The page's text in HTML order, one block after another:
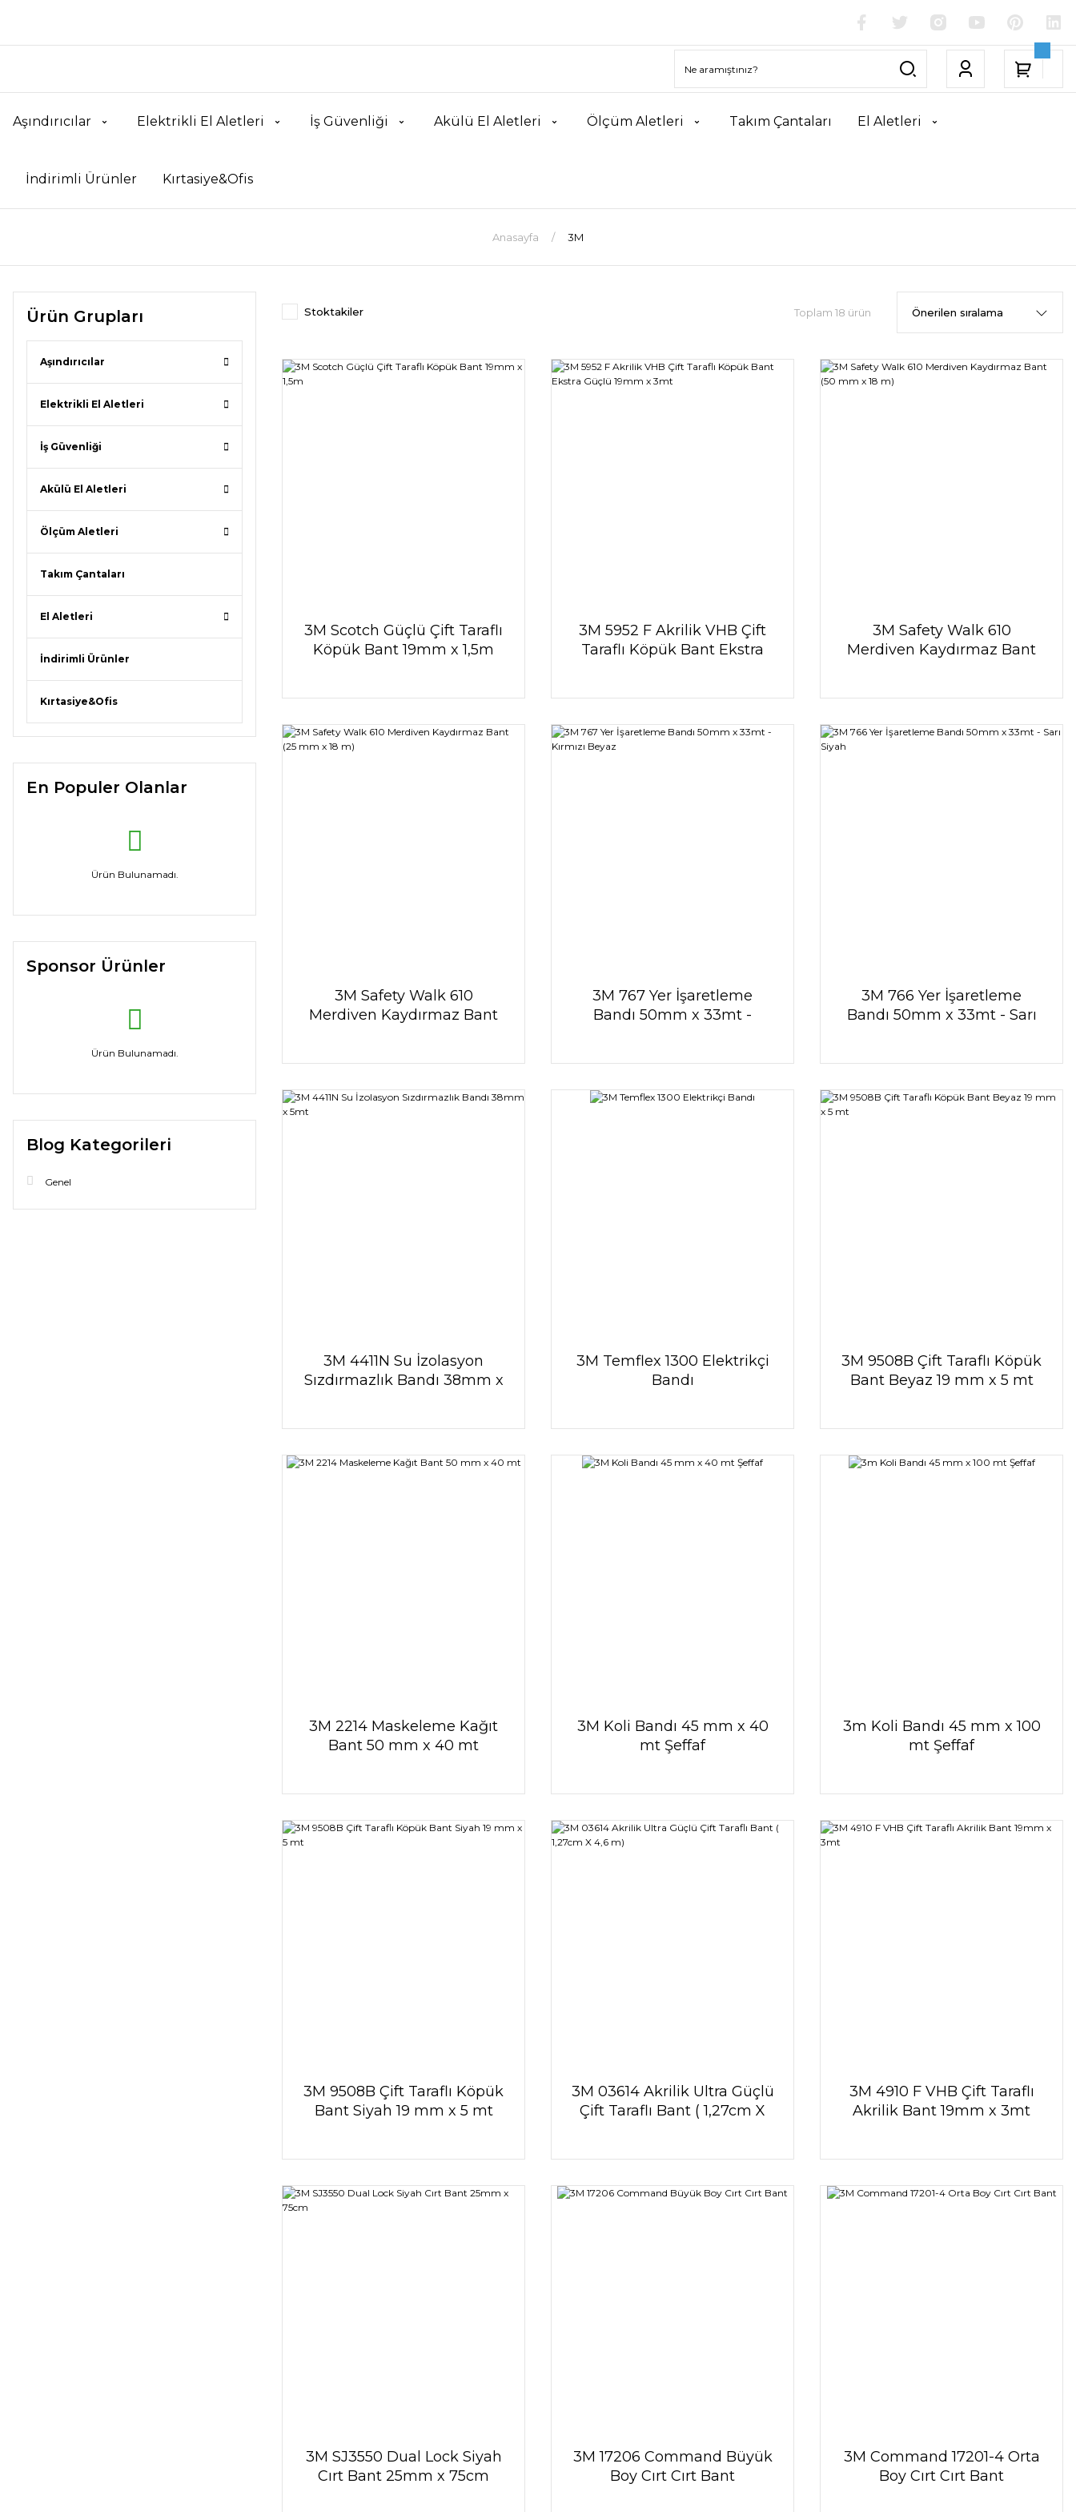
Aşındırıcılar Elektrikli El Aletleri İş Güvenliği Akülü El Aletleri Ölçüm Aletleri Takım Çantaları El Aletleri
İndirimli Ürünler Kırtasiye&Ofis
Anasayfa 3M
Ürün Grupları
Aşındırıcılar
Elektrikli El Aletleri
İş Güvenliği
Akülü El Aletleri
Ölçüm Aletleri
Takım Çantaları
El Aletleri
İndirimli Ürünler
Kırtasiye&Ofis
En Populer Olanlar
Ürün Bulunamadı.
Sponsor Ürünler
Ürün Bulunamadı.
Blog Kategorileri
Genel
Stoktakiler Toplam 18 ürün
3M Scotch Güçlü Çift Taraflı
Köpük Bant 19mm x 1,5m
3M 5952 F Akrilik VHB Çift
Taraflı Köpük Bant Ekstra
3M Safety Walk 610
Merdiven Kaydırmaz Bant
3M Safety Walk 610
Merdiven Kaydırmaz Bant
3M 767 Yer İşaretleme
Bandı 50mm x 33mt -
3M 766 Yer İşaretleme
Bandı 50mm x 33mt - Sarı
3M 4411N Su İzolasyon
Sızdırmazlık Bandı 38mm x
3M Temflex 1300 Elektrikçi
Bandı
3M 9508B Çift Taraflı Köpük
Bant Beyaz 19 mm x 5 mt
3M 2214 Maskeleme Kağıt
Bant 50 mm x 40 mt
3M Koli Bandı 45 mm x 40
mt Şeffaf
3m Koli Bandı 45 mm x 100
mt Şeffaf
3M 9508B Çift Taraflı Köpük
Bant Siyah 19 mm x 5 mt
3M 03614 Akrilik Ultra Güçlü
Çift Taraflı Bant ( 1,27cm X
3M 4910 F VHB Çift Taraflı
Akrilik Bant 19mm x 3mt
3M SJ3550 Dual Lock Siyah
Cırt Bant 25mm x 75cm
3M 17206 Command Büyük
Boy Cırt Cırt Bant
3M Command 17201-4 Orta
Boy Cırt Cırt Bant